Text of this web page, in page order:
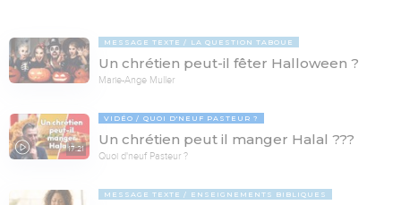
MESSAGE TEXTE LA QUESTION TABOUE
Un chrétien peut-il fêter Halloween ?
Marie-Ange Muller
17:21
VIDÉO QUOI D'NEUF PASTEUR ?
Un chrétien peut il manger Halal ???
Quoi d'neuf Pasteur ?
MESSAGE TEXTE ENSEIGNEMENTS BIBLIQUES